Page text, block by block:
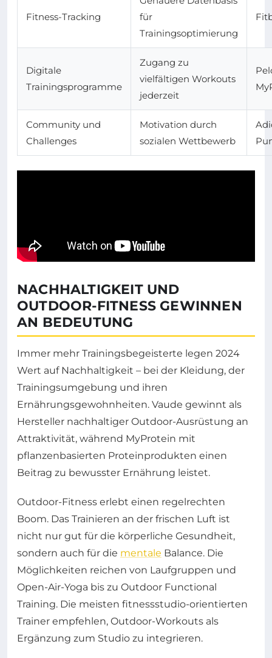
Fitness-Tracking
für
Trainingsoptimierung
Digitale
Trainingsprogramme
Zugang zu
vielfältigen Workouts
jederzeit
Community und
Challenges
Motivation durch
sozialen Wettbewerb
NACHHALTIGKEIT UND
OUTDOOR-FITNESS GEWINNEN
AN BEDEUTUNG
Immer mehr Trainingsbegeisterte legen 2024
Wert auf Nachhaltigkeit – bei der Kleidung, der
Trainingsumgebung und ihren
Ernährungsgewohnheiten. Vaude gewinnt als
Hersteller nachhaltiger Outdoor-Ausrüstung an
Attraktivität, während MyProtein mit
pflanzenbasierten Proteinprodukten einen
Beitrag zu bewusster Ernährung leistet.
Outdoor-Fitness erlebt einen regelrechten
Boom. Das Trainieren an der frischen Luft ist
nicht nur gut für die körperliche Gesundheit,
sondern auch für die mentale Balance. Die
Möglichkeiten reichen von Laufgruppen und
Open-Air-Yoga bis zu Outdoor Functional
Training. Die meisten fitnessstudio-orientierten
Trainer empfehlen, Outdoor-Workouts als
Ergänzung zum Studio zu integrieren.